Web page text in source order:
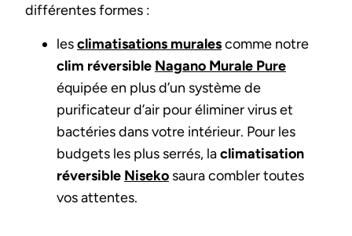
différentes formes :
lesclimatisations muralescomme notre
clim réversible Nagano Murale Pure
équipée en plus d’un système de
purificateur d’air pour éliminer virus et
bactéries dans votre intérieur. Pour les
budgets les plus serrés, laclimatisation
réversible Niseko saura combler toutes
vos attentes.